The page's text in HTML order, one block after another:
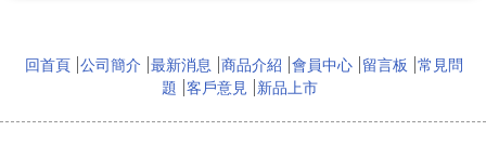
回首頁 公司簡介 最新消息 商品介紹 會員中心 留言板
常見問
題
客戶意見 新品上市